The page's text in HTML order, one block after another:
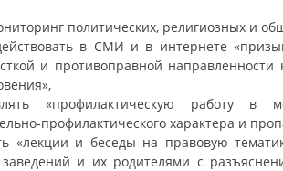
политических, религиозных и
в СМИ и в интернете
и противоправной
«профилактическую работу в
профилактического характера и
«лекции и беседы на правовую
и их родителями с